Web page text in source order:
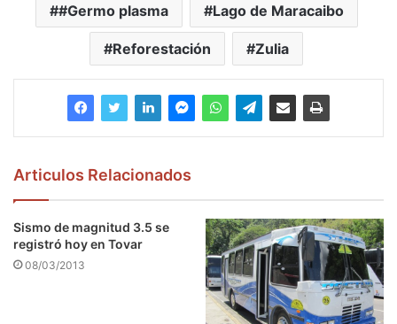
#Germo plasma Lago de Maracaibo
Reforestación Zulia
Articulos Relacionados
Sismo de magnitud 3.5 se
registró hoy en Tovar
08/03/2013